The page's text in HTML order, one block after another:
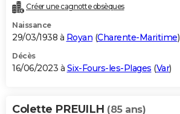
Créer une cagnotte obsèques
Naissance
29/03/1938 à Royan (Charente-Maritime)
Décès
16/06/2023 à Six-Fours-les-Plages (Var)
Colette PREUILH (85 ans)